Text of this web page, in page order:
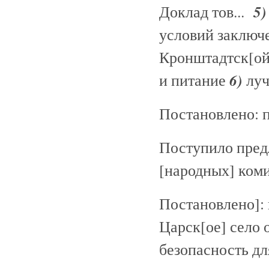
Доклад тов...5)
условий
и питание 6)
Постановлено:
Поступило
[народных]
Постановлено]:
Царск[ое] село
безопасность